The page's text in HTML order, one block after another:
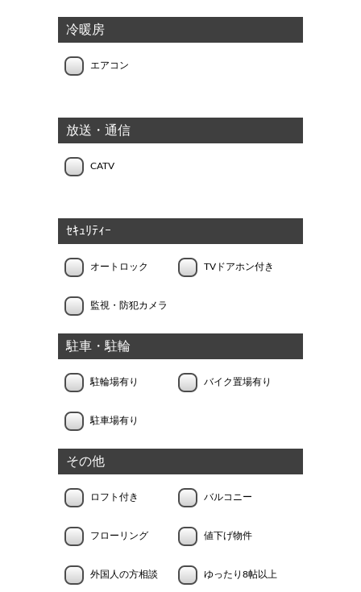
冷暖房
エアコン
放送・通信
CATV
ｾｷｭﾘﾃｨｰ
オートロック TVドアホン付き
監視・防犯カメラ
駐車・駐輪
駐輪場有り バイク置場有り
駐車場有り
その他
ロフト付き バルコニー
フローリング 値下げ物件
外国人の方相談 ゆったり8帖以上